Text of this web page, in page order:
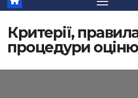
Критерії,
процедури